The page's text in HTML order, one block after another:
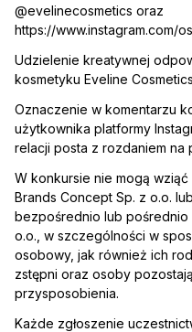
@evelinecosmetics oraz
https://www.instagram.com/
Udzielenie kreatywnej
kosmetyku Eveline
Oznaczenie w komentarzu
użytkownika platformy
relacji posta z rozdaniem na
W konkursie nie mogą
Brands Concept Sp. z o.o.
bezpośrednio lub pośrednio
o.o., w szczególności w
osobowy, jak również ich
zstępni oraz osoby
przysposobienia.
Każde zgłoszenie